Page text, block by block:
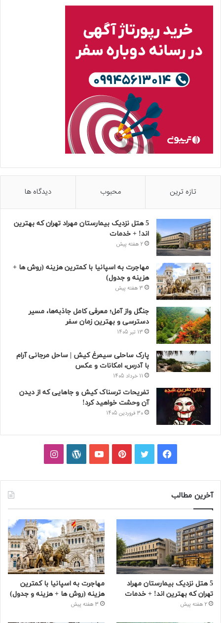
تازه ترین محبوب دیدگاه ها
5 هتل نزدیک بیمارستان مهراد تهران که بهترین‌
اند! + خدمات
2 هفته پیش
مهاجرت به اسپانیا با کمترین هزینه (روش ها +
هزینه و جدول)
3 هفته پیش
جنگل واز آمل؛ معرفی کامل جاذبه‌ها، مسیر
دسترسی و بهترین زمان سفر
13 تیر 1405
پارک ساحلی سیمرغ کیش | ساحل مرجانی آرام
با آدرس، امکانات و عکس
11 خرداد 1405
تفریحات ترسناک کیش و جاهایی که از دیدن
آن وحشت خواهید کرد!
30 فروردین 1405
فیسبوکتوییترپینتریستیوتیوبوردپرساینستاگرام
آخرین مطالب
5 هتل نزدیک بیمارستان مهراد
تهران که بهترین‌ اند! + خدمات
2 هفته پیش
مهاجرت به اسپانیا با کمترین
هزینه (روش ها + هزینه و جدول)
3 هفته پیش